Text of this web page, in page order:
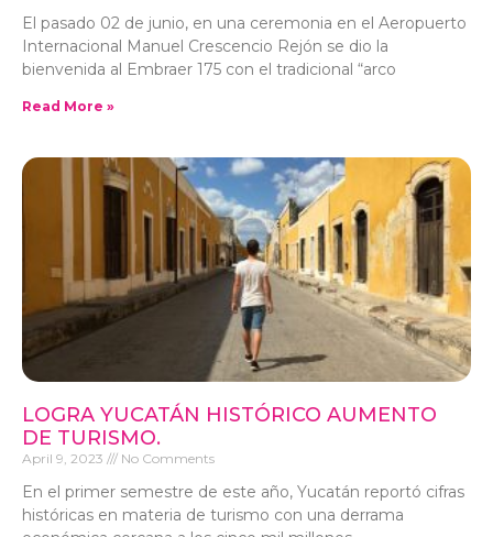
El pasado 02 de junio, en una ceremonia en el Aeropuerto
Internacional Manuel Crescencio Rejón se dio la
bienvenida al Embraer 175 con el tradicional “arco
Read More »
LOGRA YUCATÁN HISTÓRICO AUMENTO
DE TURISMO.
April 9, 2023 No Comments
En el primer semestre de este año, Yucatán reportó cifras
históricas en materia de turismo con una derrama